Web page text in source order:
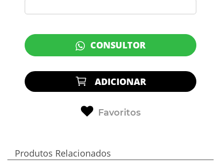
CONSULTOR
ADICIONAR
Favoritos
Produtos Relacionados